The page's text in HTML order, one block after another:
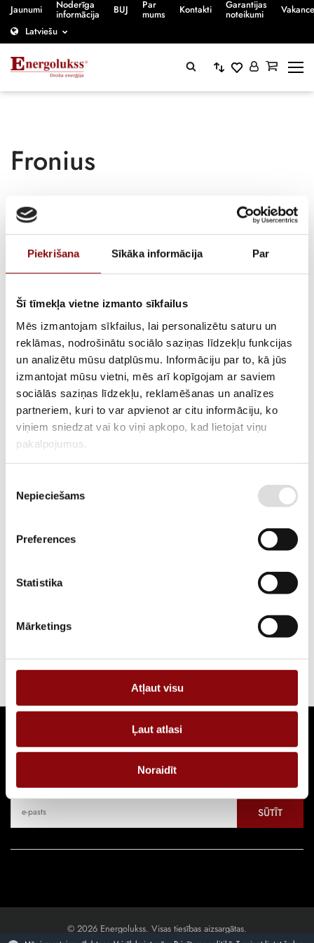
Piekrišana Sīkāka informācija Par
Šī tīmekļa vietne izmanto sīkfailus
Mēs izmantojam sīkfailus, lai personalizētu saturu un
reklāmas, nodrošinātu sociālo saziņas līdzekļu funkcijas
un analizētu mūsu datplūsmu. Informāciju par to, kā jūs
izmantojat mūsu vietni, mēs arī kopīgojam ar saviem
sociālās saziņas līdzekļu, reklamēšanas un analīzes
partneriem, kuri to var apvienot ar citu informāciju, ko
viņiem sniedzat vai ko viņi apkopo, kad lietojat viņu
pakalpojumus.
izvēle
Nepieciešams
Preferences
Statistika
Mārketings
Atļaut visu
Ļaut atlasi
Noraidīt
Jaunumi Noderīga
informācija BUJ Par
mums Kontakti Garantijas
noteikumi
Latviešu
Fronius
Sākumlapa
Fronius
Skatīt vairāk
E-veikals
Garantētās un rezerves elektroapgādes risinājumi - UPS un ģeneratori,
akumulatoru baterijas, sūkņi, elektraouto uzlādes iekārtas,
elektroinstalācijas komponentes, u.c.
Skatīt vairāk
Sūkņi
Sūkņi ar benzīna vai dīzeļdegvielas dzinējiem priekš tīra, netīra un
Strāvas ģeneratoru diennakts noma. Pilna servisa pakalpojums 24/7.
Seko jaunumiem
Pieraksties, lai uzzinātu par jaunākajiem piedāvājumiem
SŪTĪT
© 2026 Energolukss. Visas tiesības aizsargātas.